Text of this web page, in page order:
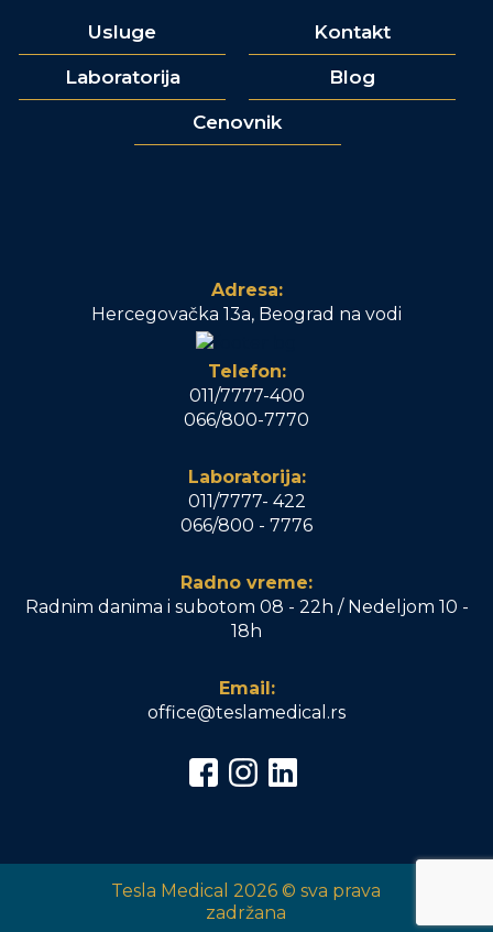
Usluge Kontakt
Laboratorija Blog
Cenovnik
Adresa:
Hercegovačka 13a, Beograd na vodi
Telefon:
011/7777-400
066/800-7770
Laboratorija:
011/7777- 422
066/800 - 7776
Radno vreme:
Radnim danima i subotom 08 - 22h / Nedeljom 10 -
18h
Email:
office@teslamedical.rs
Tesla Medical 2026 © sva prava
zadržana